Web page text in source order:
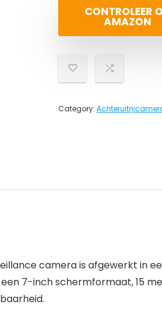
CONTROLEER
AMAZON
Category:
camera is afgewerkt in
7-inch schermformaat, 15